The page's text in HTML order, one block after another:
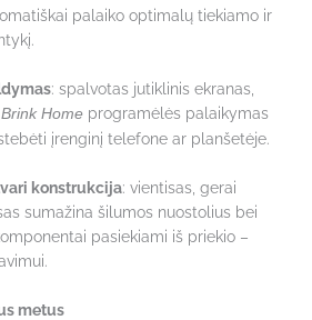
palaiko optimalų tiekiamo ir
: spalvotas jutiklinis ekranas,
Brink Home programėlės palaikymas
įrenginį telefone ar planšetėje.
konstrukcija: vientisas, gerai
sumažina šilumos nuostolius bei
pasiekiami iš priekio –
metus